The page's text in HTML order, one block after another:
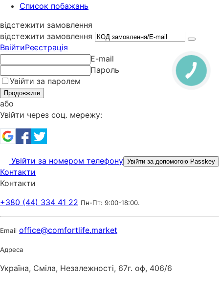
Список побажань
відстежити замовлення
відстежити замовлення
ВвійтиРеєстрація
E-mail
Пароль
Увійти за паролем
Продовжити
або
Увійти через соц. мережу:
Увійти за номером телефону Увійти за допомогою Passkey
Контакти
Контакти
+380 (44) 334 41 22 Пн-Пт: 9:00-18:00.
Email office@comfortlife.market
Адреса
Україна, Сміла, Незалежності, 67г. оф, 406/6